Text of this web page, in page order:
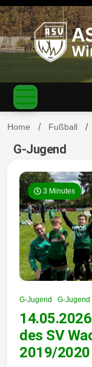
S
k
i
p
c
Home Fußball
G-Jugend
3 Minutes
G-Jugend G-Jugend
des SV
2019/2020